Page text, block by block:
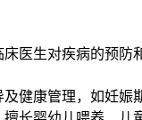
医生对疾病的预防
健康管理，如妊娠